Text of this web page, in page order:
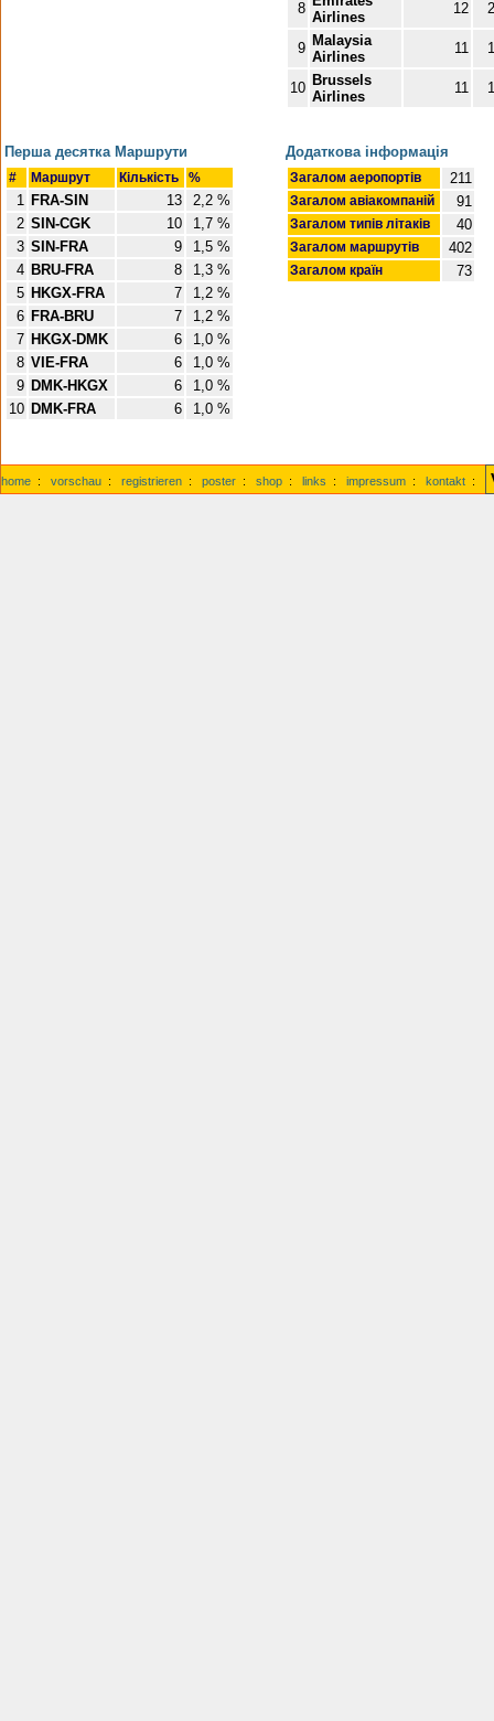
8
Airlines
12
9 Malaysia
Airlines
11
10 Brussels
Airlines
11
Перша десятка Маршрути
# Маршрут Кількість %
1 FRA-SIN 13
2,2 %
2 SIN-CGK 10
1,7 %
3 SIN-FRA 9
1,5 %
4 BRU-FRA 8
1,3 %
5 HKGX-FRA 7
1,2 %
6 FRA-BRU 7
1,2 %
7 HKGX-DMK 6
1,0 %
8 VIE-FRA 6
1,0 %
9 DMK-HKGX 6
1,0 %
10 DMK-FRA 6 1,0 %
Додаткова інформація
Загалом аеропортів 211
Загалом авіакомпаній 91
Загалом типів літаків 40
Загалом маршрутів 402
Загалом країн 73
home : vorschau : registrieren : poster : shop : links : impressum : kontakt :